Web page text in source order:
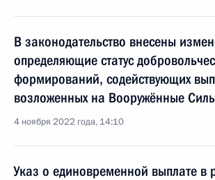
В законодательство внесены
определяющие статус
формирований, содействующих
возложенных на Вооружённые
4 ноября 2022 года, 14:10
Указ о единовременной выплате в